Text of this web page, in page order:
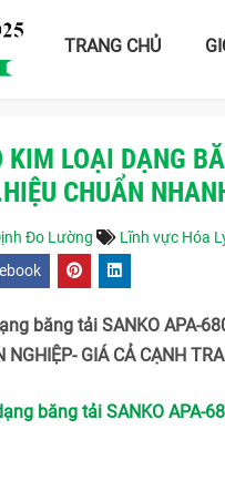
TRANG CHỦ
KIM LOẠI DẠNG
CHUẨN
Đo Lường Lĩnh vực Hóa
băng tải SANKO APA-
NGHIỆP- GIÁ CẢ CẠNH
băng tải SANKO APA-